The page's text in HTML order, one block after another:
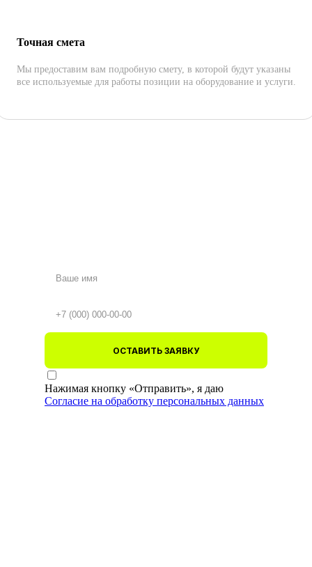
Точная смета
Мы предоставим вам подробную смету, в которой будут указаны
все используемые для работы позиции на оборудование и услуги.
ОСТАВИТЬ ЗАЯВКУ
Нажимая кнопку «Отправить», я даю
Согласие на обработку персональных данных